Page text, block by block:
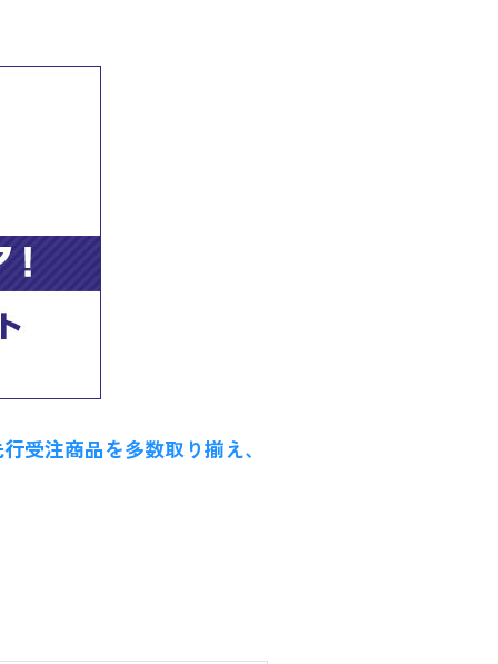
受注商品を多数取り揃え、